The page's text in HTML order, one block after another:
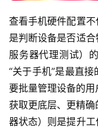
查看手机硬件配置
是判断设备是否适
服务器代理测试）
“关于手机”是最直
要批量管理设备的
获取更底层、更精
器状态）则是提升